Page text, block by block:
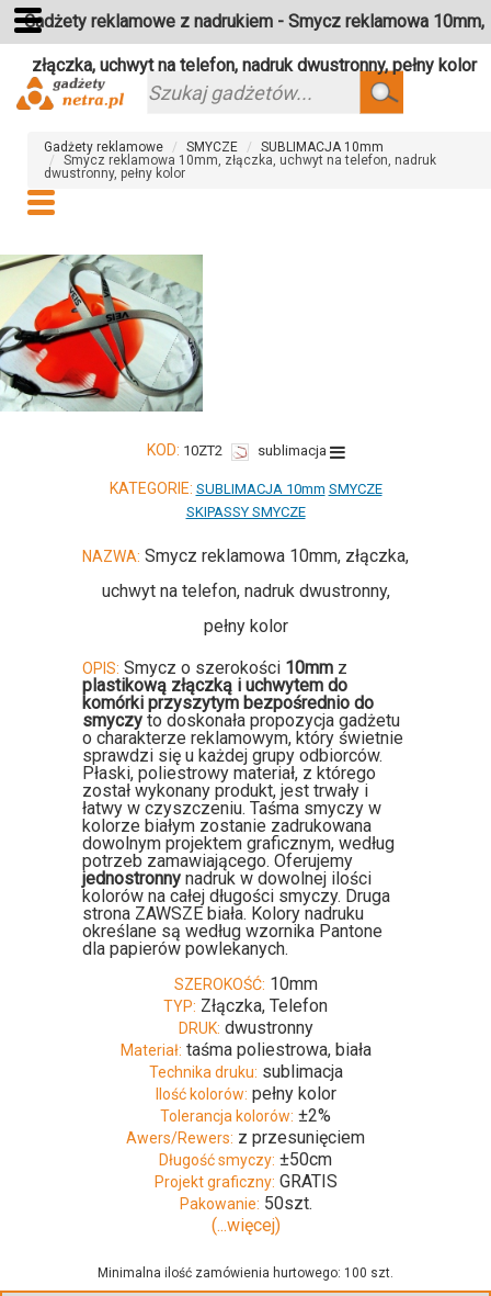
Gadżety reklamowe z nadrukiem - Smycz reklamowa 10mm,
złączka, uchwyt na telefon, nadruk dwustronny, pełny kolor
Szukaj
Gadżety reklamowe SMYCZE
SUBLIMACJA 10mm
Smycz reklamowa 10mm, złączka, uchwyt na telefon, nadruk
dwustronny, pełny kolor
KOD: 10ZT2 sublimacja
KATEGORIE: SUBLIMACJA 10mm SMYCZE
SKIPASSY SMYCZE
NAZWA: Smycz reklamowa 10mm, złączka,
uchwyt na telefon, nadruk dwustronny,
pełny kolor
OPIS: Smycz o szerokości 10mmz
plastikową złączką i uchwytem do
komórki przyszytym bezpośrednio do
smyczyto doskonała propozycja gadżetu
o charakterze reklamowym, który świetnie
sprawdzi się u każdej grupy odbiorców.
Płaski, poliestrowy materiał, z którego
został wykonany produkt, jest trwały i
łatwy w czyszczeniu. Taśma smyczy w
kolorze białym zostanie zadrukowana
dowolnym projektem graficznym, według
potrzeb zamawiającego. Oferujemy
jednostronnynadruk w dowolnej ilości
kolorów na całej długości smyczy. Druga
strona ZAWSZE biała. Kolory nadruku
określane są według wzornika Pantone
dla papierów powlekanych.
SZEROKOŚĆ: 10mm
TYP: Złączka, Telefon
DRUK: dwustronny
Materiał: taśma poliestrowa, biała
Technika druku: sublimacja
Ilość kolorów: pełny kolor
Tolerancja kolorów: ±2%
Awers/Rewers: z przesunięciem
Długość smyczy: ±50cm
Projekt graficzny: GRATIS
Pakowanie: 50szt.
(...więcej)
Minimalna ilość zamówienia hurtowego: 100 szt.